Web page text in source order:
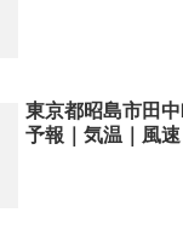
東京都昭島市田
予報｜気温｜風速